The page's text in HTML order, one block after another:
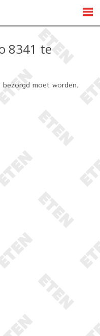
8341 te
moet worden.